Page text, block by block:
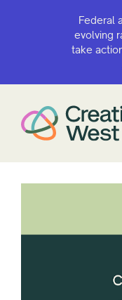
Federal
evolving
take